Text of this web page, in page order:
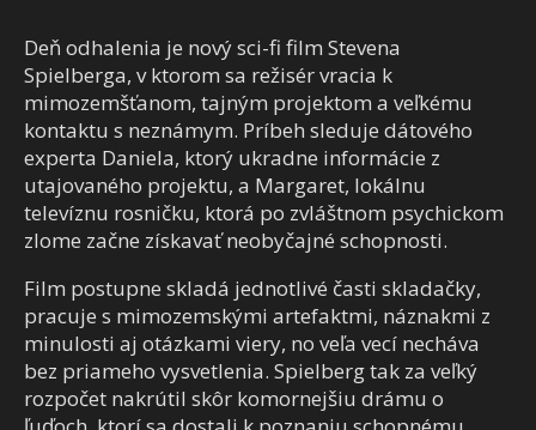
Deň odhalenia je nový sci-fi film Stevena
Spielberga, v ktorom sa režisér vracia k
mimozemšťanom, tajným projektom a veľkému
kontaktu s neznámym. Príbeh sleduje dátového
experta Daniela, ktorý ukradne informácie z
utajovaného projektu, a Margaret, lokálnu
televíznu rosničku, ktorá po zvláštnom psychickom
zlome začne získavať neobyčajné schopnosti.
Film postupne skladá jednotlivé časti skladačky,
pracuje s mimozemskými artefaktmi, náznakmi z
minulosti aj otázkami viery, no veľa vecí necháva
bez priameho vysvetlenia. Spielberg tak za veľký
rozpočet nakrútil skôr komornejšiu drámu o